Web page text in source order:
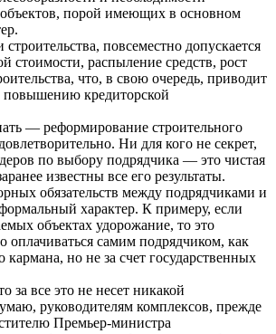
объектов, порой имеющих в основном
повсеместно допускается
стоимости, распыление средств, рост
что, в свою очередь, приводит
повышению кредиторской
— реформирование строительного
Ни для кого не секрет,
по выбору подрядчика — это чистая
известны все его результаты.
обязательств между подрядчиками и
характер. К примеру, если
объектах удорожание, то это
самим подрядчиком, как
кармана, но не за счет государственных
за все это не несет никакой
руководителям комплексов, прежде
Премьер-министра